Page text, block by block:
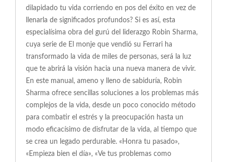
dilapidado tu vida corriendo en pos del éxito en vez de
llenarla de significados profundos? Si es así, esta
especialísima obra del gurú del liderazgo Robin Sharma,
cuya serie de El monje que vendió su Ferrari ha
transformado la vida de miles de personas, será la luz
que te abrirá la visión hacia una nueva manera de vivir.
En este manual, ameno y lleno de sabiduría, Robin
Sharma ofrece sencillas soluciones a los problemas más
complejos de la vida, desde un poco conocido método
para combatir el estrés y la preocupación hasta un
modo eficacísimo de disfrutar de la vida, al tiempo que
se crea un legado perdurable. «Honra tu pasado»,
«Empieza bien el día», «Ve tus problemas como